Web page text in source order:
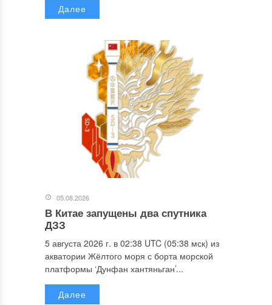
Далее
05.08.2026
В Китае запущены два спутника
ДЗЗ
5 августа 2026 г. в 02:38 UTC (05:38 мск) из
акватории Жёлтого моря с борта морской
платформы ‘Дунфан хантяньган’...
Далее